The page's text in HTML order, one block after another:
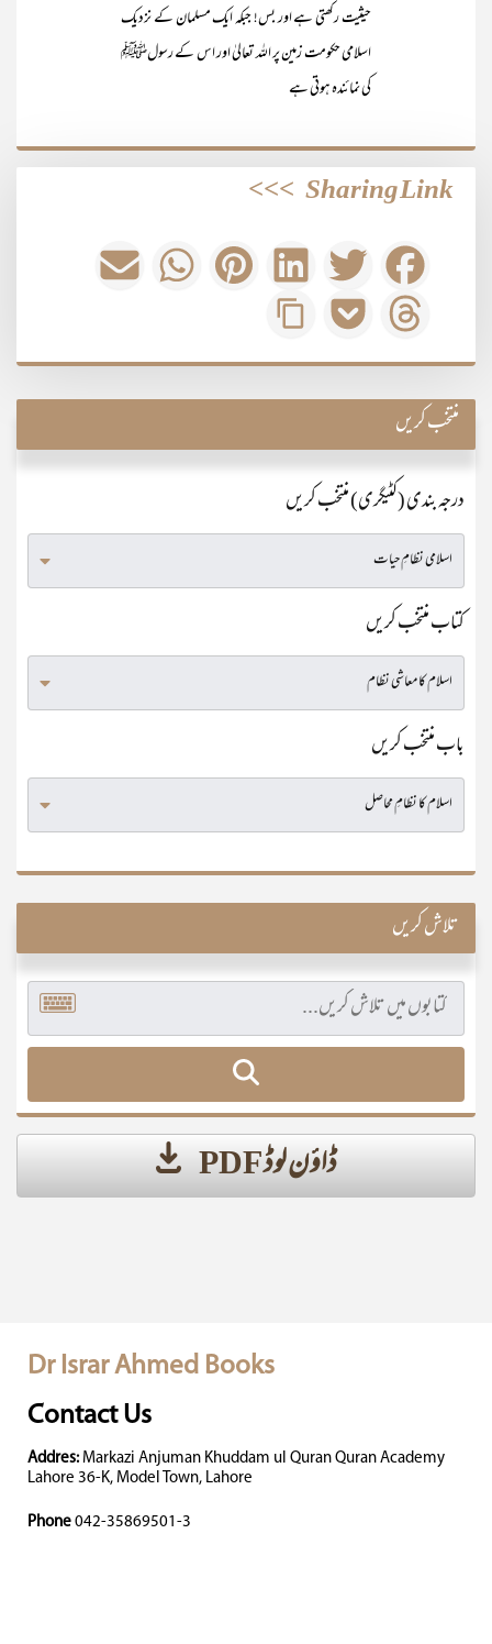
حیثیت رکھتی ہے اور بس! جبکہ ایک مسلمان کے نزدیک
اسلامی حکومت زمین پر اللہ تعالیٰ اور اس کے رسولﷺ
کی نمائندہ ہوتی ہے
Sharing Link
>>>
منتخب کریں
درجہ بندی (کٹیگری) منتخب کریں
کتاب منتخب کریں
باب منتخب کریں
تلاش کریں
ڈاؤن لوڈ PDF
Dr Israr Ahmed Books
Contact Us
Addres: Markazi Anjuman Khuddam ul Quran Quran Academy
Lahore 36-K, Model Town, Lahore
Phone 042-35869501-3